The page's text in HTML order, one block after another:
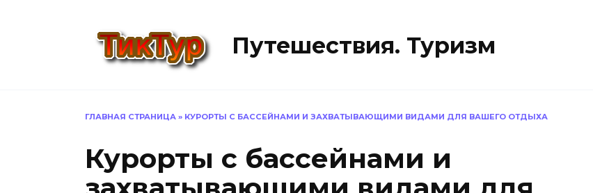
Путешествия. Туризм
ГЛАВНАЯ СТРАНИЦА » КУРОРТЫ С БАССЕЙНАМИ И ЗАХВАТЫВАЮЩИМИ ВИДАМИ ДЛЯ ВАШЕГО ОТДЫХА
Курорты с бассейнами и